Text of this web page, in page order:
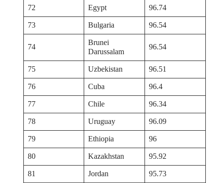
72 Egypt
96.74
73
Bulgaria 96.54
74
Brunei
Darussalam
96.54
75 Uzbekistan
96.51
76
Cuba
96.4
77
Chile
96.34
78
Uruguay
96.09
79
Ethiopia
96
80
Kazakhstan
95.92
81
Jordan
95.73